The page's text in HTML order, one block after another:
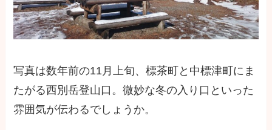
写真は数年前の11月上旬、標茶町と中標津町にま
たがる西別岳登山口。微妙な冬の入り口といった
雰囲気が伝わるでしょうか。